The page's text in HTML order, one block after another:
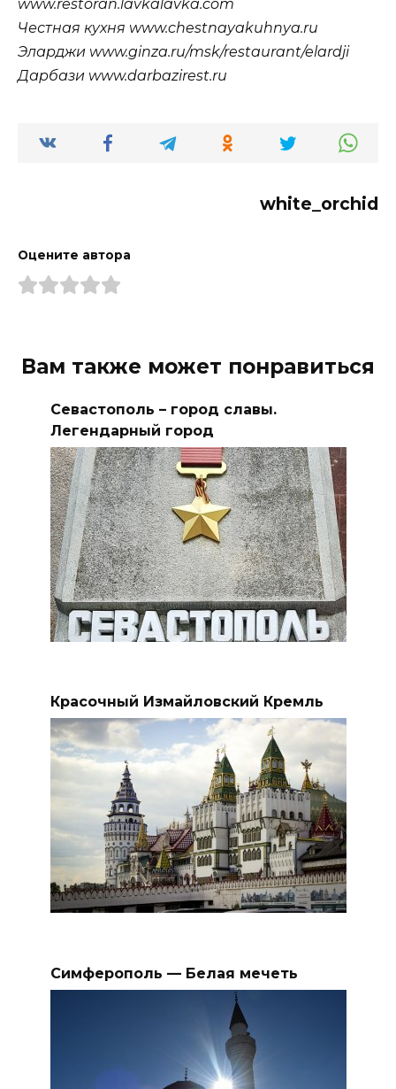
www.restoran.lavkalavka.com
Честная кухня www.chestnayakuhnya.ru
Эларджи www.ginza.ru/msk/restaurant/elardji
Дарбази www.darbazirest.ru
white_orchid
Оцените автора
Вам также может понравиться
Севастополь – город славы.
Легендарный город
Красочный Измайловский Кремль
Симферополь — Белая мечеть